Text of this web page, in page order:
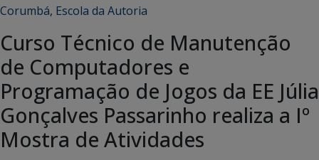
Corumbá, Escola da Autoria
Curso Técnico de Manutenção
de Computadores e
Programação de Jogos da EE Júlia
Gonçalves Passarinho realiza a Iº
Mostra de Atividades